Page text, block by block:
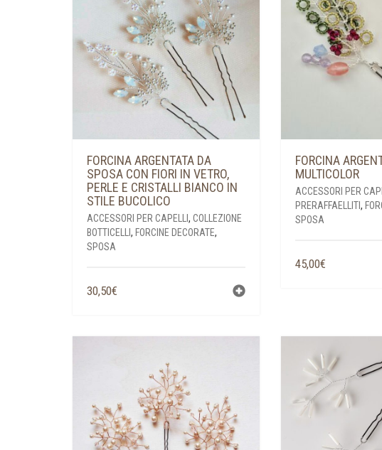
FORCINA ARGENTATA DA
SPOSA CON FIORI IN VETRO,
PERLE E CRISTALLI BIANCO IN
STILE BUCOLICO
ACCESSORI PER CAPELLI, COLLEZIONE
BOTTICELLI, FORCINE DECORATE,
SPOSA
30,50€
FORCINA
MULTICOLOR
ACCESSORI PER
PRERAFFAELLITI,
SPOSA
45,00€